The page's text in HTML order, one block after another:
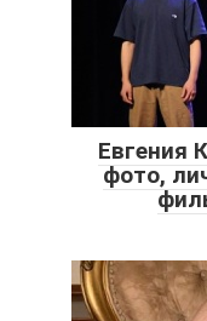
Евгения
фото,